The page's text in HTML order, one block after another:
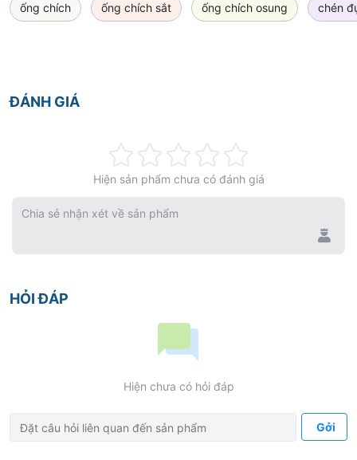
ống chích ống chích sắt ống chích osung chén
ĐÁNH GIÁ
0%
Hiện sản phẩm chưa có đánh giá
Chia sẻ nhận xét về sản phẩm
HỎI ĐÁP
Hiện chưa có hỏi đáp
Gởi